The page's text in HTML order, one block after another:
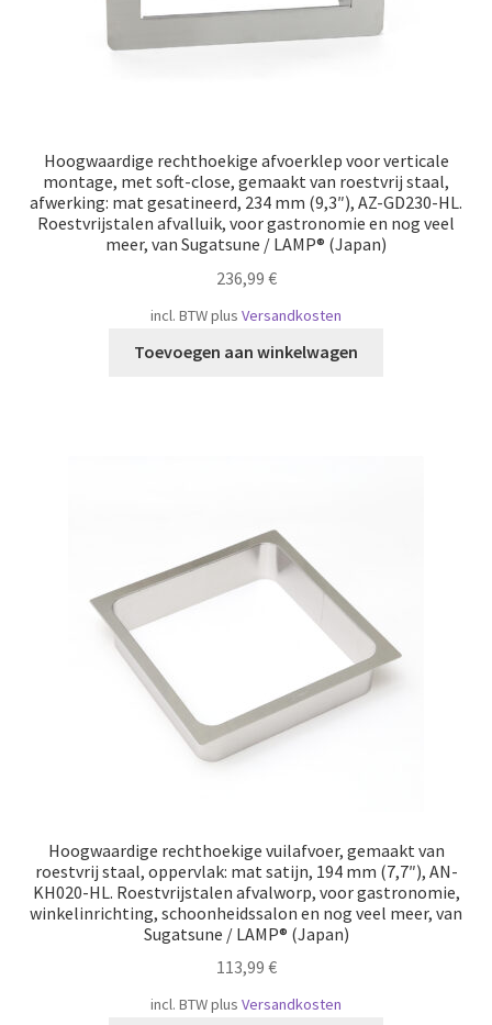
Hoogwaardige rechthoekige afvoerklep voor verticale
montage, met soft-close, gemaakt van roestvrij staal,
afwerking: mat gesatineerd, 234 mm (9,3″), AZ-GD230-HL.
Roestvrijstalen afvalluik, voor gastronomie en nog veel
meer, van Sugatsune / LAMP® (Japan)
236,99 €
incl. BTWplus Versandkosten
Toevoegen aan winkelwagen
Hoogwaardige rechthoekige vuilafvoer, gemaakt van
roestvrij staal, oppervlak: mat satijn, 194 mm (7,7″), AN-
KH020-HL. Roestvrijstalen afvalworp, voor gastronomie,
winkelinrichting, schoonheidssalon en nog veel meer, van
Sugatsune / LAMP® (Japan)
113,99 €
incl. BTWplus Versandkosten